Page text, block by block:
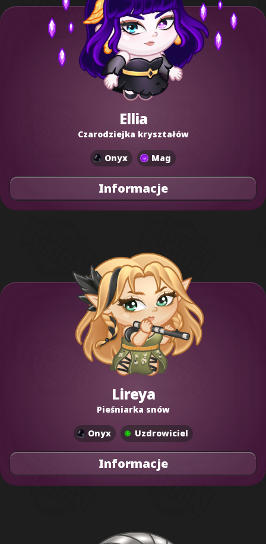
Ellia
Czarodziejka kryształów
Onyx Mag
Informacje
Lireya
Pieśniarka snów
Onyx Uzdrowiciel
Informacje